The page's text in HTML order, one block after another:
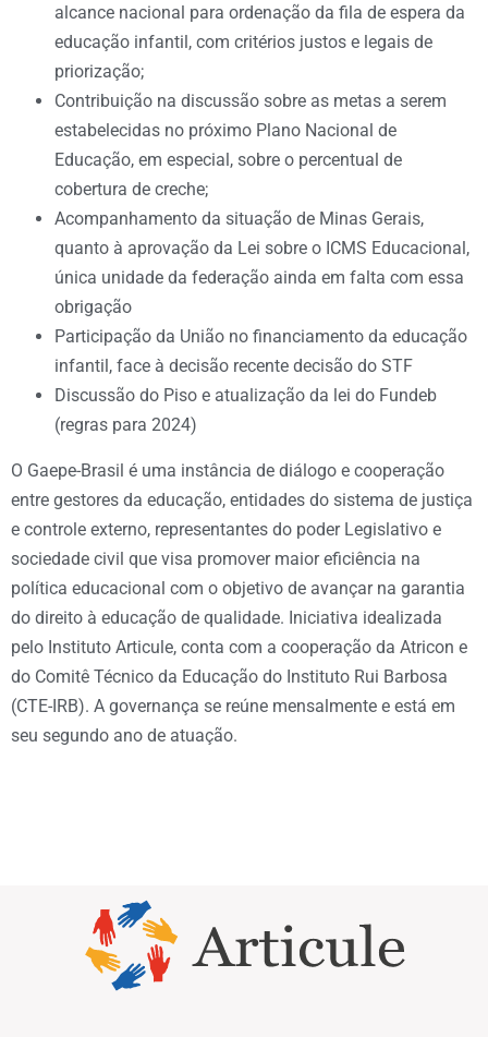
alcance nacional para ordenação da fila de espera da
educação infantil, com critérios justos e legais de
priorização;
Contribuição na discussão sobre as metas a serem
estabelecidas no próximo Plano Nacional de
Educação, em especial, sobre o percentual de
cobertura de creche;
Acompanhamento da situação de Minas Gerais,
quanto à aprovação da Lei sobre o ICMS Educacional,
única unidade da federação ainda em falta com essa
obrigação
Participação da União no financiamento da educação
infantil, face à decisão recente decisão do STF
Discussão do Piso e atualização da lei do Fundeb
(regras para 2024)
O Gaepe-Brasil é uma instância de diálogo e cooperação
entre gestores da educação, entidades do sistema de justiça
e controle externo, representantes do poder Legislativo e
sociedade civil que visa promover maior eficiência na
política educacional com o objetivo de avançar na garantia
do direito à educação de qualidade. Iniciativa idealizada
pelo Instituto Articule, conta com a cooperação da Atricon e
do Comitê Técnico da Educação do Instituto Rui Barbosa
(CTE-IRB). A governança se reúne mensalmente e está em
seu segundo ano de atuação.